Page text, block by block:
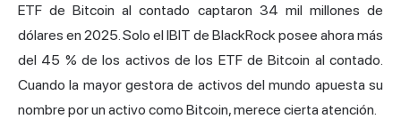
ETF de Bitcoin al contado captaron 34 mil millones de
dólares en 2025. Solo el IBIT de BlackRock posee ahora más
del 45 % de los activos de los ETF de Bitcoin al contado.
Cuando la mayor gestora de activos del mundo apuesta su
nombre por un activo como Bitcoin, merece cierta atención.